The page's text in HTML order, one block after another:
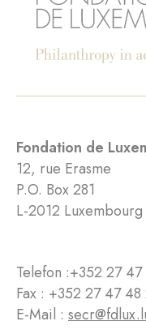
Fondation de
12, rue Erasme
P.O. Box 281
L-2012 Luxembourg
Telefon :+352 27 47
Fax : +352 27 47 48
E-Mail :